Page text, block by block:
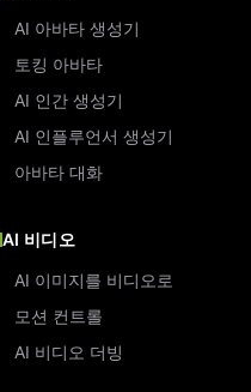
AI 아바타 생성기
토킹 아바타
AI 인간 생성기
AI 인플루언서 생성기
아바타 대화
AI 비디오
AI 이미지를 비디오로
모션 컨트롤
AI 비디오 더빙